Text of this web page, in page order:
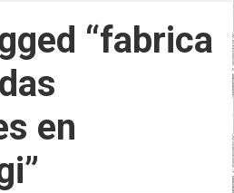
“fabrica
en